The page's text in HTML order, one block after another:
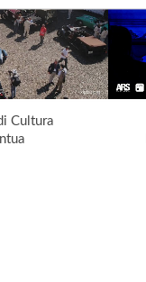
Cultura